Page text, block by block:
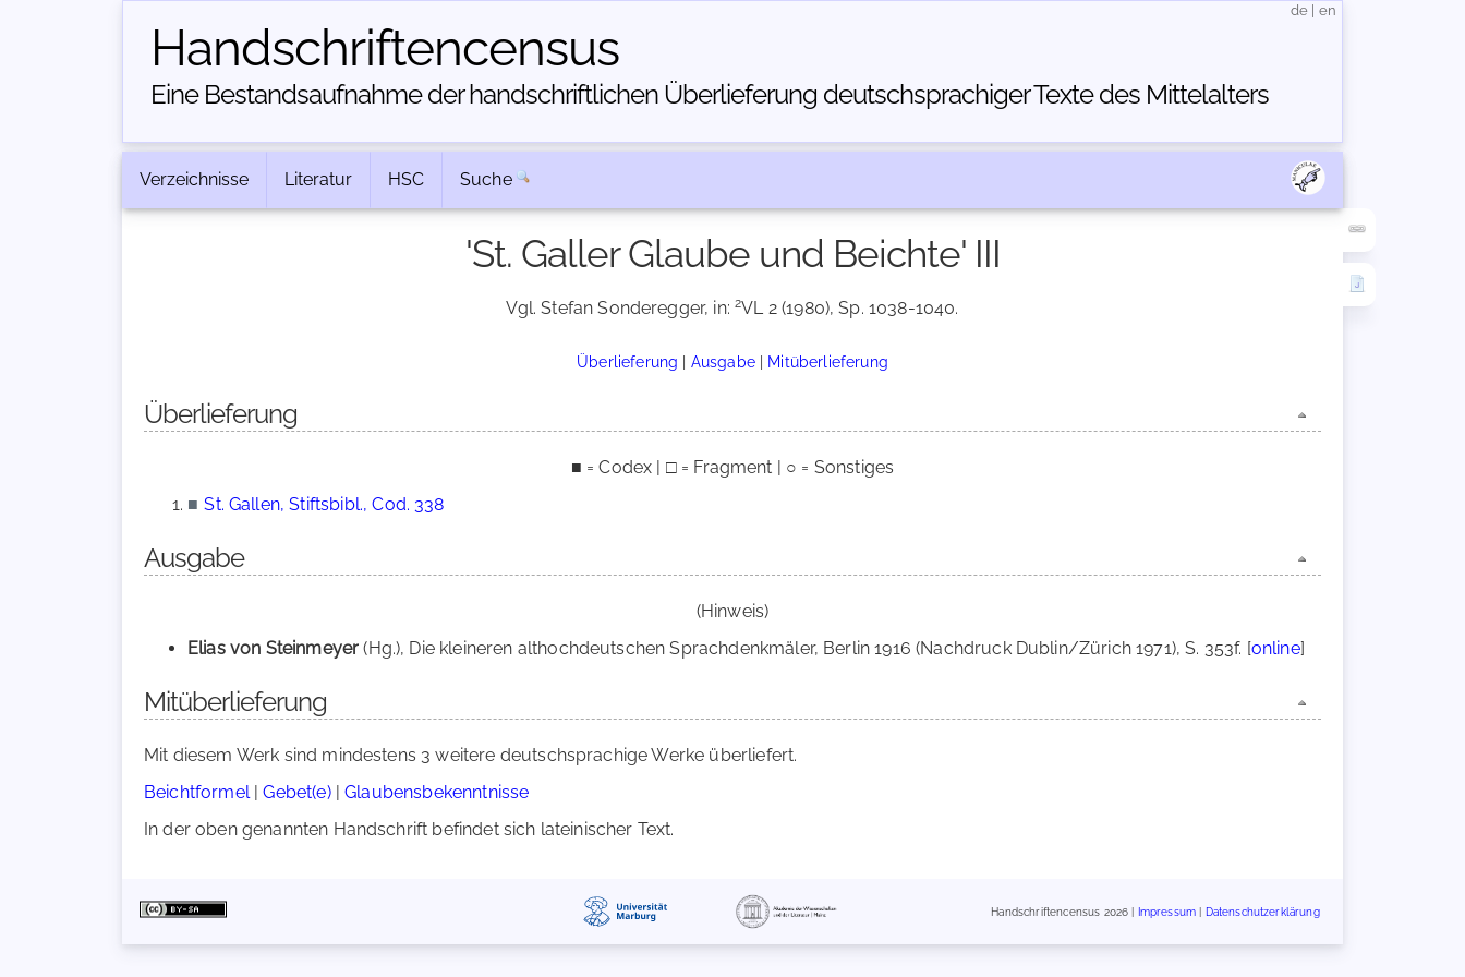
Handschriften­census
Eine Bestandsaufnahme der handschriftlichen Über­lieferung deutschsprachiger Texte des Mittelalters
de en
Verzeichnisse Literatur HSC Suche
'St. Galler Glaube und Beichte' III
Vgl. Stefan Sonderegger, in:2VL 2 (1980), Sp. 1038-1040.
Überlieferung | Ausgabe| Mitüberlieferung
Überlieferung
■ = Codex | □ = Fragment | ○ = Sonstiges
■ St. Gallen, Stiftsbibl., Cod. 338
Ausgabe
(Hinweis)
Elias von Steinmeyer(Hg.), Die kleineren althochdeutschen Sprachdenkmäler, Berlin 1916 (Nachdruck Dublin/Zürich 1971), S. 353f. [online]
Mitüberlieferung
Mit diesem Werk sind mindestens 3 weitere deutschsprachige Werke überliefert.
Beichtformel|Gebet(e)|Glaubensbekenntnisse
In der oben genannten Handschrift befindet sich lateinischer Text.
Handschriftencensus 2026 | Impressum Datenschutzerklärung